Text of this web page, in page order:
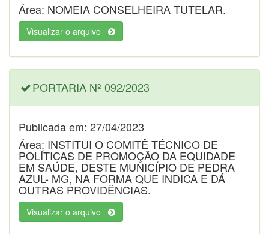
Área: NOMEIA CONSELHEIRA TUTELAR.
Visualizar o arquivo
PORTARIA Nº 092/2023
Publicada em: 27/04/2023
Área: INSTITUI O COMITÊ TÉCNICO DE
POLÍTICAS DE PROMOÇÃO DA EQUIDADE
EM SAÚDE, DESTE MUNICÍPIO DE PEDRA
AZUL- MG, NA FORMA QUE INDICA E DÁ
OUTRAS PROVIDÊNCIAS.
Visualizar o arquivo